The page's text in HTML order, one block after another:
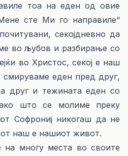
тоа на еден од овие
сте Ми го направиле“
секојдневно да
во љубов и разбирање со
во Христос, секој е наш
смируваме еден пред друг,
друг и тежината еден со
што се молиме преку
Софрониј никогаш да не
наш е нашиот живот.
на многу места во своите